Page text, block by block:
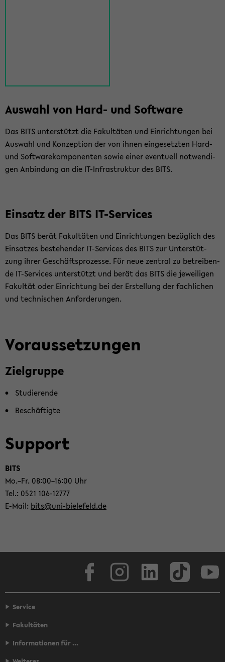
Aus­wahl von Hard- und Soft­ware
Das BITS un­ter­stützt die Fa­kul­tä­ten und Ein­rich­tun­gen bei
Aus­wahl und Kon­zep­ti­on der von ihnen ein­ge­setz­ten Hard-
und Soft­ware­kom­po­nen­ten sowie einer even­tu­ell not­wen­di­
gen An­bin­dung an die IT-​Infrastruktur des BITS.
Ein­satz der BITS IT-​Services
Das BITS berät Fa­kul­tä­ten und Ein­rich­tun­gen be­züg­lich des
Ein­sat­zes be­stehen­der IT-​Services des BITS zur Un­ter­stüt­
zung ihrer Ge­schäfts­pro­zes­se. Für neue zen­tral zu be­trei­ben­
de IT-​Services un­ter­stützt und berät das BITS die je­wei­li­gen
Fa­kul­tät oder Ein­rich­tung bei der Er­stel­lung der fach­li­chen
und tech­ni­schen An­for­de­run­gen.
Vor­aus­set­zun­gen
Ziel­grup­pe
Stu­die­ren­de
Be­schäf­tig­te
Sup­port
BITS
Mo.–Fr. 08:00–16:00 Uhr
Tel.: 0521 106-​12777
E-​Mail: bits@uni-​bielefeld.de
Face­book
Service
Fakultäten
Informationen für ...